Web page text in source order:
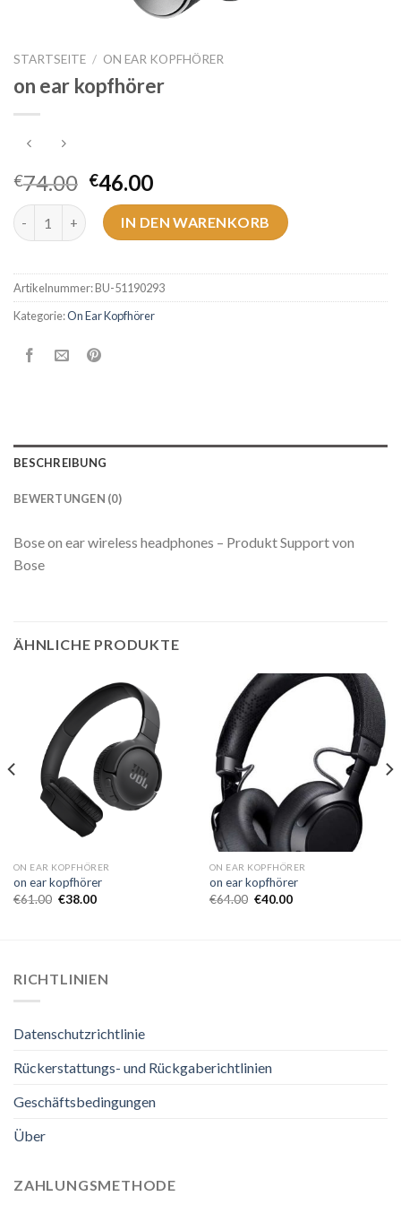
STARTSEITE / ON EAR KOPFHÖRER
on ear kopfhörer
€74.00 €46.00
on ear kopfhörer MengeIN DEN WARENKORB
Artikelnummer:BU-51190293
Kategorie:On Ear Kopfhörer
BESCHREIBUNG
BEWERTUNGEN (0)
Bose on ear wireless headphones – Produkt Support von
Bose
ÄHNLICHE PRODUKTE
ON EAR KOPFHÖRER
on ear kopfhörer
€61.00 €38.00
ON EAR KOPFHÖRER
on ear kopfhörer
€64.00 €40.00
RICHTLINIEN
Datenschutzrichtlinie
Rückerstattungs- und Rückgaberichtlinien
Geschäftsbedingungen
Über
ZAHLUNGSMETHODE